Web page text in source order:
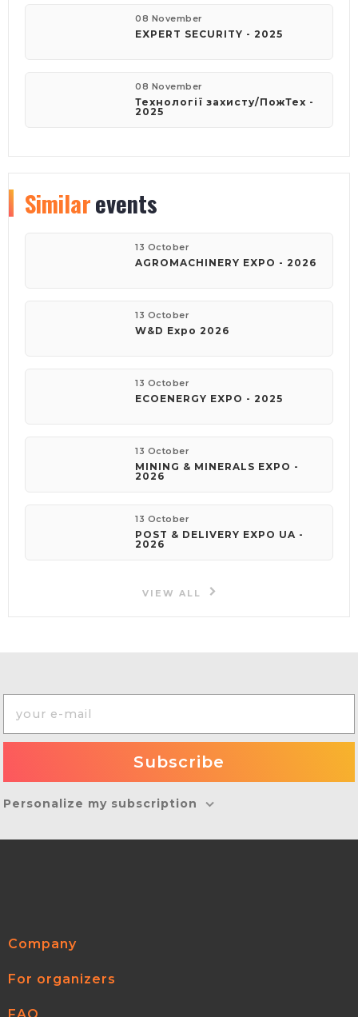
08 November
EXPERT SECURITY - 2025
08 November
Технології захисту/ПожТех -
2025
Similarevents
13 October
AGROMACHINERY EXPO - 2026
13 October
W&D Expo 2026
13 October
ECOENERGY EXPO - 2025
13 October
MINING & MINERALS EXPO -
2026
13 October
POST & DELIVERY EXPO UA -
2026
VIEW ALL
Personalize my subscription
Company
For organizers